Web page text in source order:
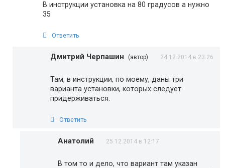
В инструкции установка на 80 градусов а нужно
35
Ответить
Дмитрий Черпашин (автор) 24.12.2014 в 23:26
Там, в инструкции, по моему, даны три
варианта установки, которых следует
придерживаться.
Ответить
Анатолий 25.12.2014 в 12:17
В том то и дело, что вариант там указан